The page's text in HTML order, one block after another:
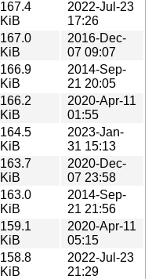
167.4
KiB
2022-Jul-23
17:26
167.0
KiB
2016-Dec-
07 09:07
166.9
KiB
2014-Sep-
21 20:05
166.2
KiB
2020-Apr-11
01:55
164.5
KiB
2023-Jan-
31 15:13
163.7
KiB
2020-Dec-
07 23:58
163.0
KiB
2014-Sep-
21 21:56
159.1
KiB
2020-Apr-11
05:15
158.8
KiB
2022-Jul-23
21:29